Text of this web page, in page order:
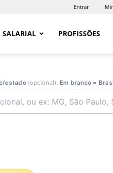
Entrar
SALARIAL PROFISSÕES
estado (opcional). Em branco =